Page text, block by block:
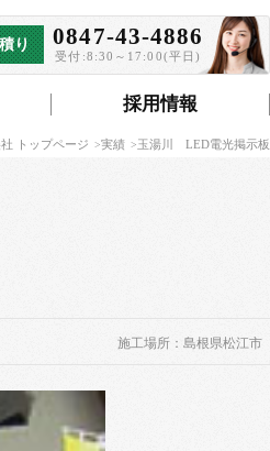
採用情報
0847-43-4886
受付:8:30～17:00(平日)
り
トップページ 実績 玉湯川 LED電光掲示板
施工場所：島根県松江市